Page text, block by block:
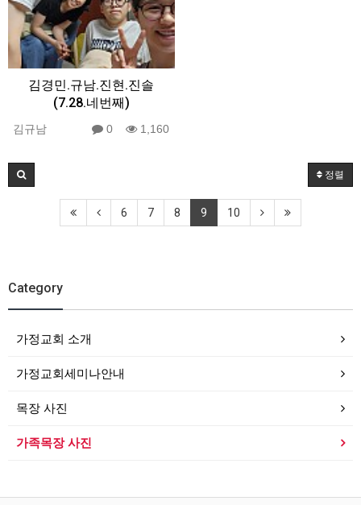
김경민.규남.진현.진솔
(7.28.네번째)
김규남 0 1,160
정렬
6 7 8 9 10
Category
가정교회 소개
가정교회세미나안내
목장 사진
가족목장 사진